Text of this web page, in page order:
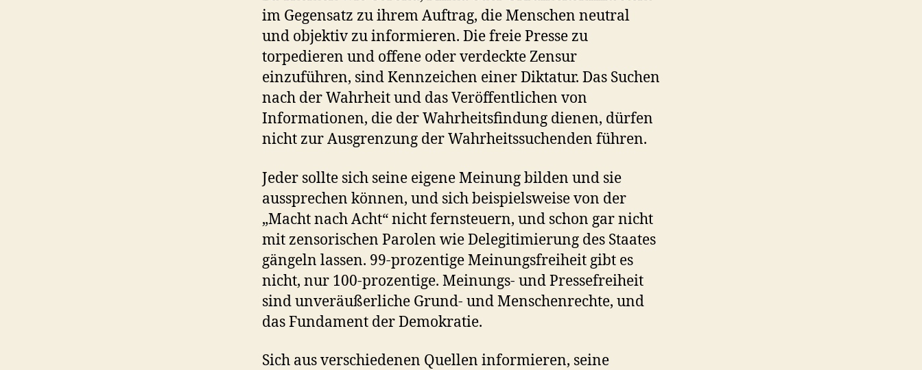
im Gegensatz zu ihrem Auftrag, die Menschen neutral
und objektiv zu informieren. Die freie Presse zu
torpedieren und offene oder verdeckte Zensur
einzuführen, sind Kennzeichen einer Diktatur. Das Suchen
nach der Wahrheit und das Veröffentlichen von
Informationen, die der Wahrheitsfindung dienen, dürfen
nicht zur Ausgrenzung der Wahrheitssuchenden führen.
Jeder sollte sich seine eigene Meinung bilden und sie
aussprechen können, und sich beispielsweise von der
„Macht nach Acht“ nicht fernsteuern, und schon gar nicht
mit zensorischen Parolen wie Delegitimierung des Staates
gängeln lassen. 99-prozentige Meinungsfreiheit gibt es
nicht, nur 100-prozentige. Meinungs- und Pressefreiheit
sind unveräußerliche Grund- und Menschenrechte, und
das Fundament der Demokratie.
Sich aus verschiedenen Quellen informieren, seine